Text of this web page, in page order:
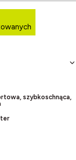
szybkoschnąca,